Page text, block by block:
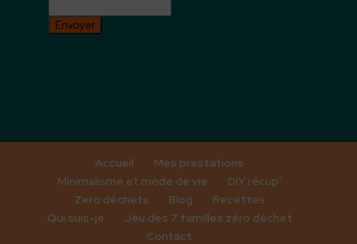
Envoyer
Accueil
Mes prestations
Minimalisme et mode de vie
DIY récup’
Zero déchets
Blog
Recettes
Qui suis-je
Jeu des 7 familles zéro déchet
Contact